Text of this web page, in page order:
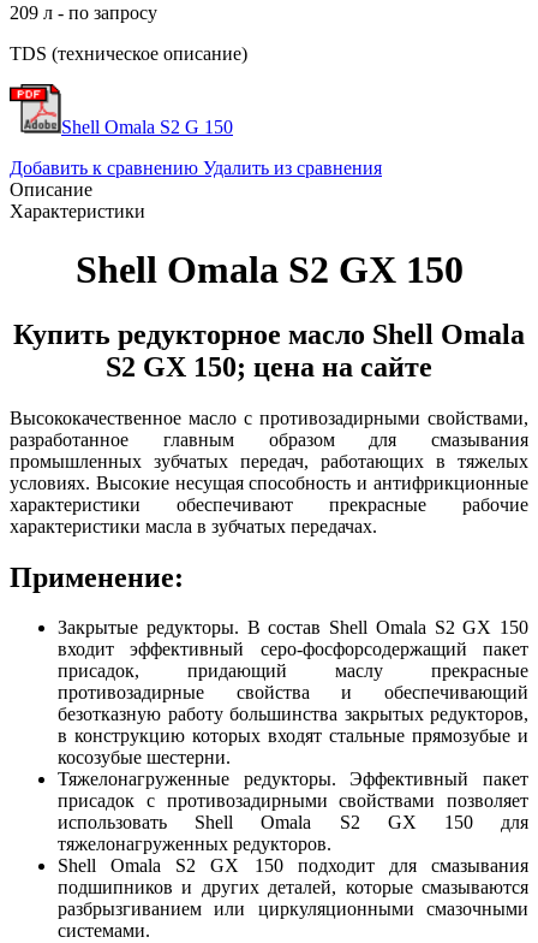
209 л - по запросу
TDS (техническое описание)
Shell Omala S2 G 150
Добавить к сравнению Удалить из сравнения
Описание
Характеристики
Shell Omala S2 GX 150
Купить редукторное масло Shell Omala
S2 GX 150; цена на сайте
Высококачественное масло с противозадирными свойствами,
разработанное главным образом для смазывания
промышленных зубчатых передач, работающих в тяжелых
условиях. Высокие несущая способность и антифрикционные
характеристики обеспечивают прекрасные рабочие
характеристики масла в зубчатых передачах.
Применение:
Закрытые редукторы. В состав Shell Omala S2 GX 150
входит эффективный серо-фосфорсодержащий пакет
присадок, придающий маслу прекрасные
противозадирные свойства и обеспечивающий
безотказную работу большинства закрытых редукторов,
в конструкцию которых входят стальные прямозубые и
косозубые шестерни.
Тяжелонагруженные редукторы. Эффективный пакет
присадок с противозадирными свойствами позволяет
использовать Shell Omala S2 GX 150 для
тяжелонагруженных редукторов.
Shell Omala S2 GX 150 подходит для смазывания
подшипников и других деталей, которые смазываются
разбрызгиванием или циркуляционными смазочными
системами.